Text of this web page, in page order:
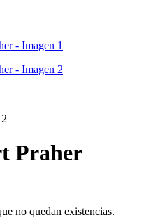
Praher
no quedan existencias.